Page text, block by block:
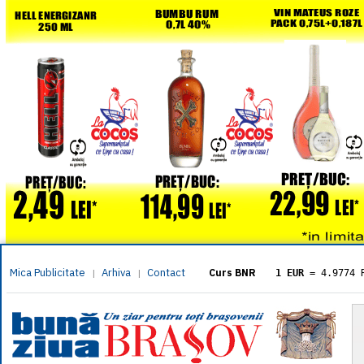
Mica Publicitate | Arhiva | Contact Curs BNR 1 EUR = 4.9774
= 5.8304
1 XAU= 464.4611
1 AED= 1.1933
1 AUD= 2.7957
1 BGN= 2.5449